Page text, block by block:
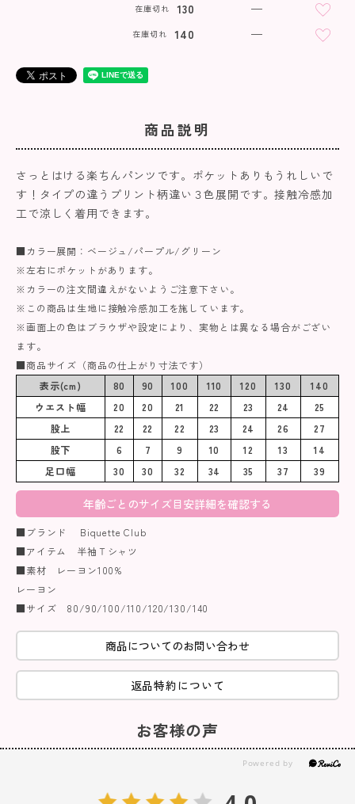
130
在庫切れ
—
140
在庫切れ —
商品説明
さっとはける楽ちんパンツです。ポケットありもうれしいで
す！タイプの違うプリント柄違い３色展開です。接触冷感加
工で涼しく着用できます。
■カラー展開：ベージュ/パープル/グリーン
※左右にポケットがあります。
※カラーの注文間違えがないようご注意下さい。
※この商品は生地に接触冷感加工を施しています。
※画面上の色はブラウザや設定により、実物とは異なる場合がござい
ます。
■商品サイズ（商品の仕上がり寸法です）
表示(cm)
80 90 100 110 120 130
140
ウエスト幅
20 20 21 22 23 24
25
股上
22 22 22 23 24 26
27
股下
6 7 9 10 12 13
14
足口幅
30 30 32 34 35 37 39
年齢ごとのサイズ目安詳細を確認する
■ブランド Biquette Club
■アイテム 半袖Ｔシャツ
■素材 レーヨン100%
レーヨン
■サイズ 80/90/100/110/120/130/140
商品についてのお問い合わせ
返品特約について
お客様の声